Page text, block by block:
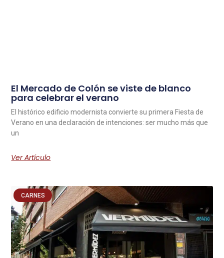
El Mercado de Colón se viste de blanco
para celebrar el verano
El histórico edificio modernista convierte su primera Fiesta de
Verano en una declaración de intenciones: ser mucho más que
un
Ver Artículo
CARNES